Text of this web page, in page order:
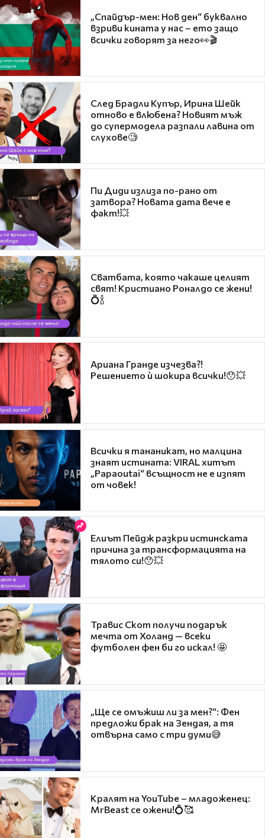
„Спайдър-мен: Нов ден“ буквално
взриви кината у нас – ето защо
всички говорят за него👀🎬
След Брадли Купър, Ирина Шейк
отново е влюбена? Новият мъж
до супермодела разпали лавина от
слухове🧐
Пи Диди излиза по-рано от
затвора? Новата дата вече е
факт!💥
Сватбата, която чакаше целият
свят! Кристиано Роналдо се жени!
💍🍾
Ариана Гранде изчезва?!
Решението ѝ шокира всички!😯💥
Всички я тананикат, но малцина
знаят истината: VIRAL хитът
„Papaoutai“ всъщност не е изпят
от човек!
Елиът Пейдж разкри истинската
причина за трансформацията на
тялото си!😯💥
Травис Скот получи подарък
мечта от Холанд — всеки
футболен фен би го искал! 🤩
„Ще се омъжиш ли за мен?“: Фен
предложи брак на Зендая, а тя
отвърна само с три думи😅
Кралят на YouTube – младоженец:
MrBeast се ожени!💍🥰